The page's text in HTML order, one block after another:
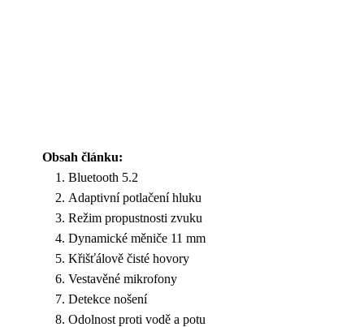
Obsah článku:
Bluetooth 5.2
Adaptivní potlačení hluku
Režim propustnosti zvuku
Dynamické měniče 11 mm
Křišťálově čisté hovory
Vestavěné mikrofony
Detekce nošení
Odolnost proti vodě a potu